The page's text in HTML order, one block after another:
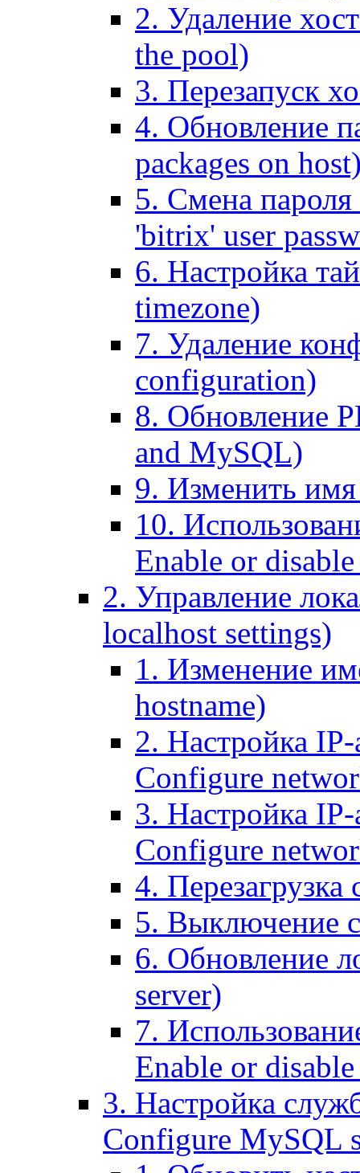
2. Удаление
the pool)
3. Перезапуск
4. Обновление
packages on
5. Смена пароля
'bitrix' user
6. Настройка
timezone)
7. Удаление
configuration)
8. Обновление
and MySQL)
9. Изменить имя
10.
Enable or
2. Управление
localhost settings)
1. Изменение
hostname)
2. Настройка IP-
Configure
3. Настройка
Configure
4. Перезагрузка
5. Выключение
6. Обновление
server)
7.
Enable or
3. Настройка
Configure MySQL